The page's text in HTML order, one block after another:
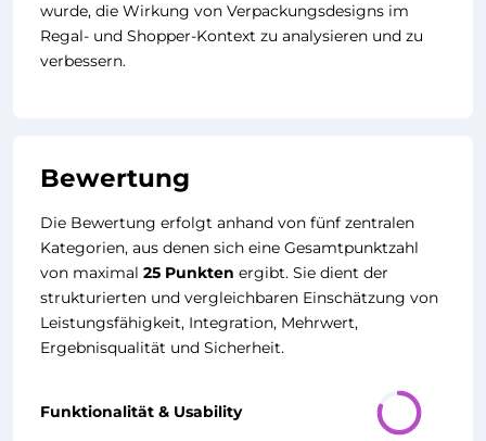
wurde, die Wirkung von Verpackungsdesigns im
Regal- und Shopper-Kontext zu analysieren und zu
verbessern.
Bewertung
Die Bewertung erfolgt anhand von fünf zentralen
Kategorien, aus denen sich eine Gesamtpunktzahl
von maximal 25 Punkten ergibt. Sie dient der
strukturierten und vergleichbaren Einschätzung von
Leistungsfähigkeit, Integration, Mehrwert,
Ergebnisqualität und Sicherheit.
Funktionalität & Usability